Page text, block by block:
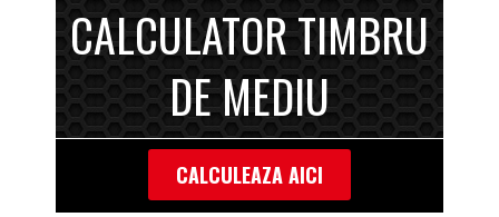
CALCULATOR TIMBRU
DE MEDIU
CALCULEAZA AICI